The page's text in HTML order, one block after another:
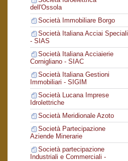
dell'Ossola
Società Immobiliare Borgo
Società Italiana Acciai Speciali
- SIAS
Società Italiana Acciaierie
Cornigliano - SIAC
Società Italiana Gestioni
Immobiliari - SIGIM
Società Lucana Imprese
Idrolettriche
Società Meridionale Azoto
Società Partecipazione
Aziende Minerarie
Società partecipazione
Industriali e Commerciali -